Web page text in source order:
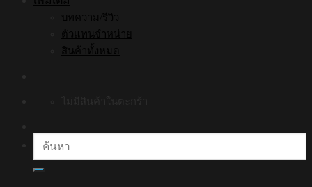
บทความ/รีวิว
ตัวแทนจำหน่าย
สินค้าทั้งหมด
ค้นหา: